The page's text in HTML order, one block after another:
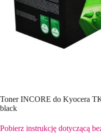
Toner INCORE do Kyocera
black
Pobierz instrukcję dotyczącą